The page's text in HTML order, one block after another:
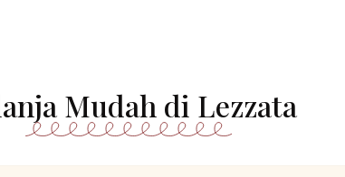
Mudah di Lezzata